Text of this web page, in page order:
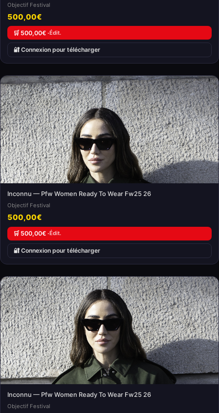
Objectif Festival
500,00€
🛒 500,00€ ·Édit.
🔐 Connexion pour télécharger
Inconnu — Pfw Women Ready To Wear Fw25 26
Objectif Festival
500,00€
🛒 500,00€ ·Édit.
🔐 Connexion pour télécharger
Inconnu — Pfw Women Ready To Wear Fw25 26
Objectif Festival